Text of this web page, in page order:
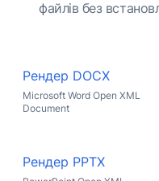
файлів без
Рендер DOCX
Microsoft Word Open XML
Document
Рендер PPTX